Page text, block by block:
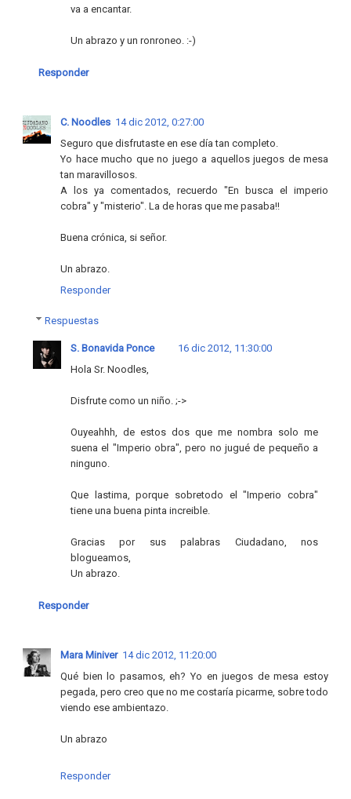
va a encantar.
Un abrazo y un ronroneo. :-)
Responder
C. Noodles 14 dic 2012, 0:27:00
Seguro que disfrutaste en ese día tan completo.
Yo hace mucho que no juego a aquellos juegos de mesa
tan maravillosos.
A los ya comentados, recuerdo "En busca el imperio
cobra" y "misterio". La de horas que me pasaba!!
Buena crónica, si señor.
Un abrazo.
Responder
Respuestas
S. Bonavida Ponce
16 dic 2012, 11:30:00
Hola Sr. Noodles,
Disfrute como un niño. ;->
Ouyeahhh, de estos dos que me nombra solo me
suena el "Imperio obra", pero no jugué de pequeño a
ninguno.
Que lastima, porque sobretodo el "Imperio cobra"
tiene una buena pinta increible.
Gracias por sus palabras Ciudadano, nos
blogueamos,
Un abrazo.
Responder
Mara Miniver 14 dic 2012, 11:20:00
Qué bien lo pasamos, eh? Yo en juegos de mesa estoy
pegada, pero creo que no me costaría picarme, sobre todo
viendo ese ambientazo.
Un abrazo
Responder